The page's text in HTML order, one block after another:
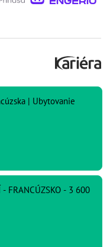
| Ubytovanie
- FRANCÚZSKO - 3 600